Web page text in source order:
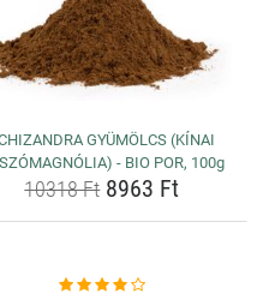
GYÜMÖLCS (KÍNAI
- BIO POR, 100g
10318 Ft8963 Ft